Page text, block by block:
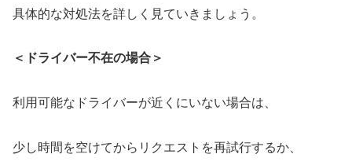
具体的な対処法を詳しく見ていきましょう。
＜ドライバー不在の場合＞
利用可能なドライバーが近くにいない場合は、
少し時間を空けてからリクエストを再試行するか、